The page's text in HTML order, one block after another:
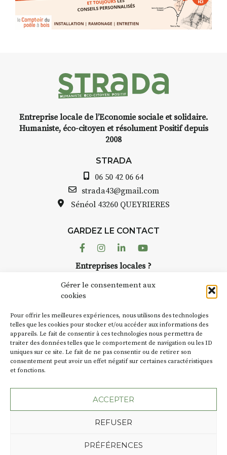
Gérer le consentement aux
cookies
Pour offrir les meilleures expériences, nous utilisons des technologies
telles que les cookies pour stocker et/ou accéder aux informations des
appareils. Le fait de consentir à ces technologies nous permettra de
traiter des données telles que le comportement de navigation ou les ID
uniques sur ce site. Le fait de ne pas consentir ou de retirer son
consentement peut avoir un effet négatif sur certaines caractéristiques
et fonctions.
ACCEPTER
REFUSER
PRÉFÉRENCES
Programmée en off du festival
installation temporaire vous
INTERVIEW
avez ouvert une galerie à
Auzon…
Bernard TURLE Le Fumoir n’est
pas une galerie permanente.
AuzonToujours organise
dans le village. Des artistes et
caves, les granges d’Auzon. Le
Fumoir est l’un de ces espaces
d’autres activités culturelles de
la Petite Cité de Caractère. Par
exemple, l’installationCochon
Charbons’inscrit comme en
« off » du festival d’Auzon 2026
SA D’où vient le nom :Fumoir?
BT C’est le terme employé dans
les actes de propriété du lieu.
c’était un saloir et
Entreprise locale de l’Economie sociale et solidaire.
Humaniste, éco-citoyen et résolument Positif depuis
2008
STRADA
06 50 42 06 64
strada43@gmail.com
Sénéol 43260 QUEYRIERES
GARDEZ LE CONTACT
FacebookInstagram
LinkedinYoutube
Entreprises locales ?
Suivez toute l'actu de Strada
Politique de confidentialité